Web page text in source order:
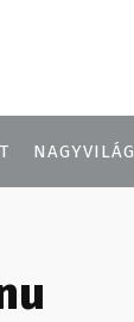
NAGYVILÁG